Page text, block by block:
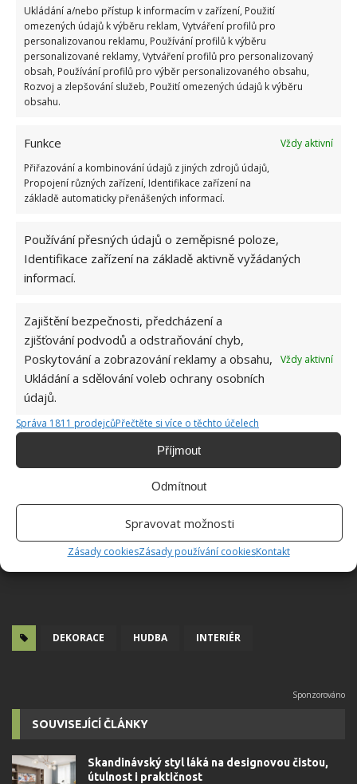
Ukládání a/nebo přístup k informacím v zařízení, Použití
omezených údajů k výběru reklam, Vytváření profilů pro
personalizovanou reklamu, Používání profilů k výběru
personalizované reklamy, Vytváření profilů pro personalizovaný
obsah, Používání profilů pro výběr personalizovaného obsahu,
Rozvoj a zlepšování služeb, Použití omezených údajů k výběru
obsahu.
Funkce
Vždy aktivní
Přiřazování a kombinování údajů z jiných zdrojů údajů,
Propojení různých zařízení, Identifikace zařízení na
základě automaticky přenášených informací.
Používání přesných údajů o zeměpisné poloze,
Identifikace zařízení na základě aktivně vyžádaných
informací.
Zajištění bezpečnosti, předcházení a
zjišťování podvodů a odstraňování chyb,
Poskytování a zobrazování reklamy a obsahu,
Ukládání a sdělování voleb ochrany osobních
údajů.
Vždy aktivní
Správa 1811 prodejcůPřečtěte si více o těchto účelech
Příjmout
Odmítnout
Spravovat možnosti
Zásady cookiesZásady používání cookiesKontakt
gramofonové desky, dekorace z CD, různé
samolepky. Fantazii se meze nekladou. Případně
můžete vzít barvy a štětce a něco si sami namalovat.
DEKORACE HUDBA INTERIÉR
SOUVISEJÍCÍ ČLÁNKY
Skandinávský styl láká na designovou čistou,
útulnost i praktičnost